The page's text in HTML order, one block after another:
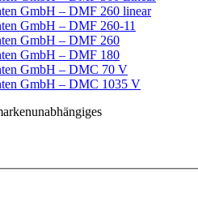
GmbH – DMF 260 linear
GmbH – DMF 260-11
GmbH – DMF 260
GmbH – DMF 180
GmbH – DMC 70 V
GmbH – DMC 1035 V